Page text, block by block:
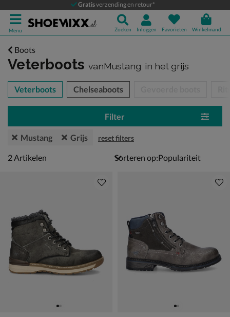
Gratisverzending en retour*
Menu Zoeken Inloggen Favorieten Winkelmand
Boots
Veterboots vanMustang in het grijs
over
Veterboots Chelseaboots
Filter
Mustang Grijs reset filters
2 artikelen
2Artikelen Sorteren op: